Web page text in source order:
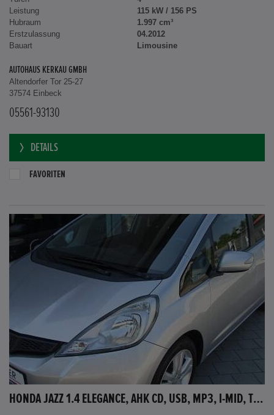
Leistung
115 kW / 156 PS
Hubraum
1.997 cm³
Erstzulassung
04.2012
Bauart
Limousine
AUTOHAUS KERKAU GMBH
Altendorfer Tor 25-27
37574 Einbeck
05561-93130
DETAILS
FAVORITEN
HONDA JAZZ 1.4 ELEGANCE, AHK CD, USB, MP3, I-MID, TEMPOMAT, AUX-IN